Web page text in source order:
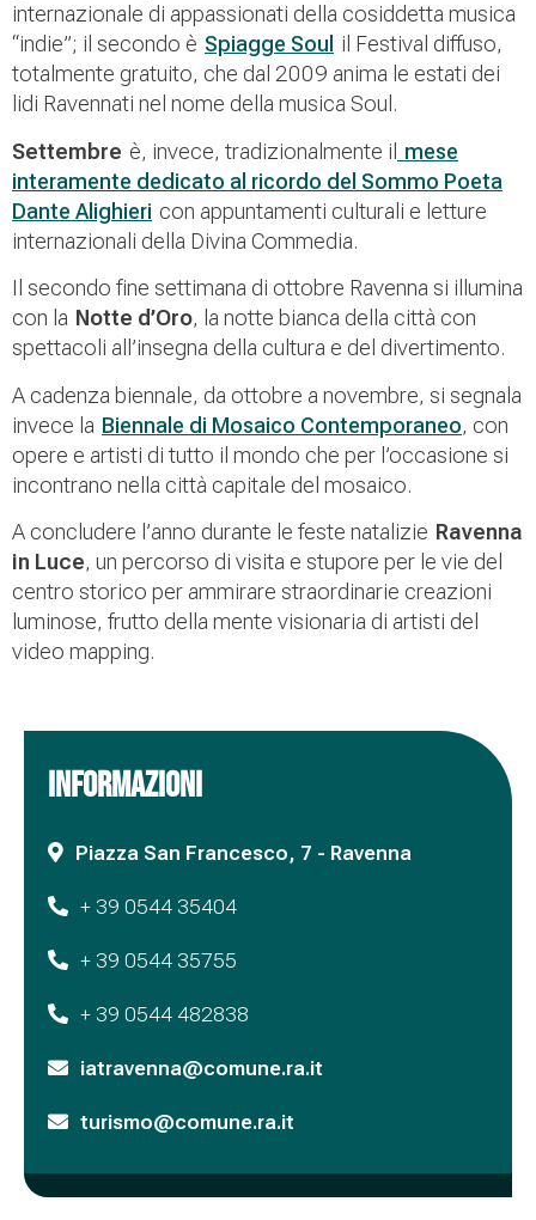
internazionale di appassionati della cosiddetta musica
“indie”; il secondo è Spiagge Soul il Festival diffuso,
totalmente gratuito, che dal 2009 anima le estati dei
lidi Ravennati nel nome della musica Soul.
Settembre è, invece, tradizionalmente il mese
interamente dedicato al ricordo del Sommo Poeta
Dante Alighieri con appuntamenti culturali e letture
internazionali della Divina Commedia.
Il secondo fine settimana di ottobre Ravenna si illumina
con la Notte d’Oro, la notte bianca della città con
spettacoli all’insegna della cultura e del divertimento.
A cadenza biennale, da ottobre a novembre, si segnala
invece la Biennale di Mosaico Contemporaneo, con
opere e artisti di tutto il mondo che per l’occasione si
incontrano nella città capitale del mosaico.
A concludere l’anno durante le feste natalizie Ravenna
in Luce, un percorso di visita e stupore per le vie del
centro storico per ammirare straordinarie creazioni
luminose, frutto della mente visionaria di artisti del
video mapping.
INFORMAZIONI
Piazza San Francesco, 7 - Ravenna
+ 39 0544 35404
+ 39 0544 35755
+ 39 0544 482838
iatravenna@comune.ra.it
turismo@comune.ra.it